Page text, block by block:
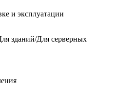
и эксплуатации
зданий/Для серверных